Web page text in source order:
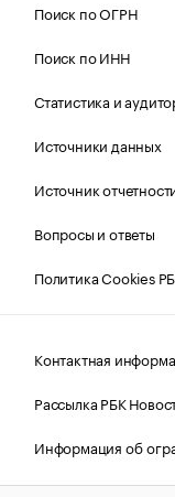
Поиск по ОГРН
Поиск по ИНН
Статистика и
Источники данных
Источник
Вопросы и ответы
Политика Cookies
Контактная
Рассылка РБК
Информация об
Правовая